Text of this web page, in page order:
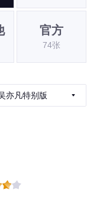
官方
74张
亦凡特别版